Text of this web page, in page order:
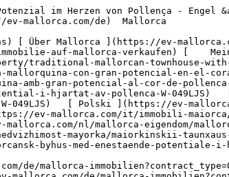
ev-mallorca.com/de/holiday-rentals?type%5B0%5D=1) [ Apartment ](https://ev-mallorca.com/de/holiday-rentals?type%5B0%5D=2) [ Penthouse ](https://ev-mallorca.com/de/holiday-rentals?type%5B0%5D=5) 

  Gewerbe  [ Alle Immobilien ](https://ev-mallorca.com/de/gewerbeimmobilien) [ Land und Forstwirtschaft ](https://ev-mallorca.com/de/gewerbeimmobilien?type%5B0%5D=6) [ Hotel ](https://ev-mallorca.com/de/gewerbeimmobilien?type%5B0%5D=7) [ Industrie ](https://ev-mallorca.com/de/gewerbeimmobilien?type%5B0%5D=8) [ Investment ](https://ev-mallorca.com/de/gewerbeimmobilien?type%5B0%5D=9) [ Gastronomie ](https://ev-mallorca.com/de/gewerbeimmobilien?type%5B0%5D=10) [ Grundstück ](https://ev-mallorca.com/de/gewerbeimmobilien?type%5B0%5D=11) [ Ladenfläche ](https://ev-mallorca.com/de/gewerbeimmobilien?type%5B0%5D=12) [ Sonstiges ](https://ev-mallorca.com/de/gewerbeimmobilien?type%5B0%5D=13) [ Ladenfläche ](https://ev-mallorca.com/de/gewerbeimmobilien?type%5B0%5D=14) 

 [ Neubauprojekt ](https://ev-mallorca.com/de/mallorca-neubauprojekt) 

     Deutsch       [ English ](https://ev-mallorca.com/en/mallorca-property/traditional-mallorcan-townhouse-with-outstanding-potential-in-the-heart-of-pollenca-W-049LJS)   [ Español ](https://ev-mallorca.com/es/inmueble-mallorca/casa-mallorquina-con-gran-potencial-en-el-corazon-de-pollenca-W-049LJS)    [ Català ](https://ev-mallorca.com/ca/immoble-mallorca/una-casa-mallorquina-amb-gran-potencial-al-cor-de-pollenca-W-049LJS)   [ Svenska ](https://ev-mallorca.com/sv/mallorca-fastighet/mallorkanskt-stadshus-med-enastaende-potential-i-hjartat-av-pollenca-W-049LJS)   [ Français ](https://ev-mallorca.com/fr/bien-majorque/authentique-maison-majorquine-au-fort-potentiel-au-coeur-de-pollenca-W-049LJS)   [ Polski ](https://ev-mallorca.com/pl/nieruchomosc-majorce/mallorska-kamienica-o-niezwyklym-potencjale-w-samym-sercu-pollenca-W-049LJS)   [ Italiano ](https://ev-mallorca.com/it/immobili-maiorca/casa-di-citta-in-stile-maiorchino-con-un-potenziale-straordinario-nel-cuore-di-pollenca-W-049LJS)   [ Dutch ](https://ev-mallorca.com/nl/mallorca-eigendom/mallorquijns-herenhuis-met-uitzonderlijk-potentieel-in-het-hart-van-pollenca-W-049LJS)   [ Русский ](https://ev-mallorca.com/ru/nedvizhimost-mayorka/maiorkinskii-taunxaus-s-iskliucitelnym-potencialom-v-samom-serdce-polensy-W-049LJS)   [ Dansk ](https://ev-mallorca.com/da/mallorca-ejendom/